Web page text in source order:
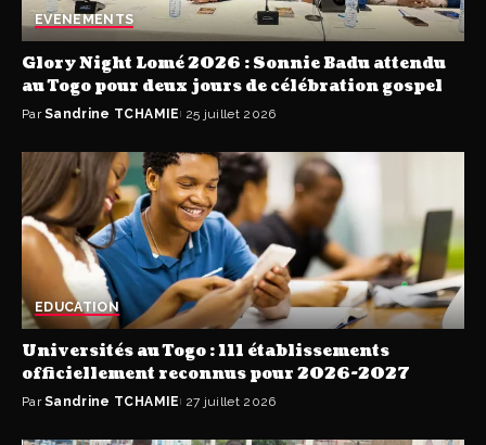
EVENEMENTS
Glory Night Lomé 2026 : Sonnie Badu attendu
au Togo pour deux jours de célébration gospel
Par Sandrine TCHAMIE 25 juillet 2026
EDUCATION
Universités au Togo : 111 établissements
officiellement reconnus pour 2026-2027
Par Sandrine TCHAMIE 27 juillet 2026